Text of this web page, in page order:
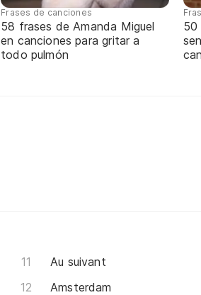
Frases de canciones
58 frases de Amanda Miguel
en canciones para gritar a
todo pulmón
50
Au suivant
Amsterdam